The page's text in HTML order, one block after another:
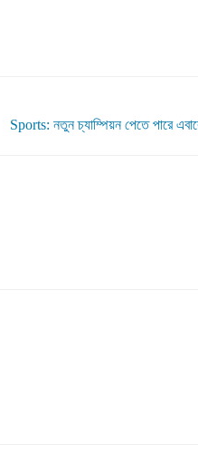
Sports: নতুন চ্যাম্পিয়ন পেতে পারে